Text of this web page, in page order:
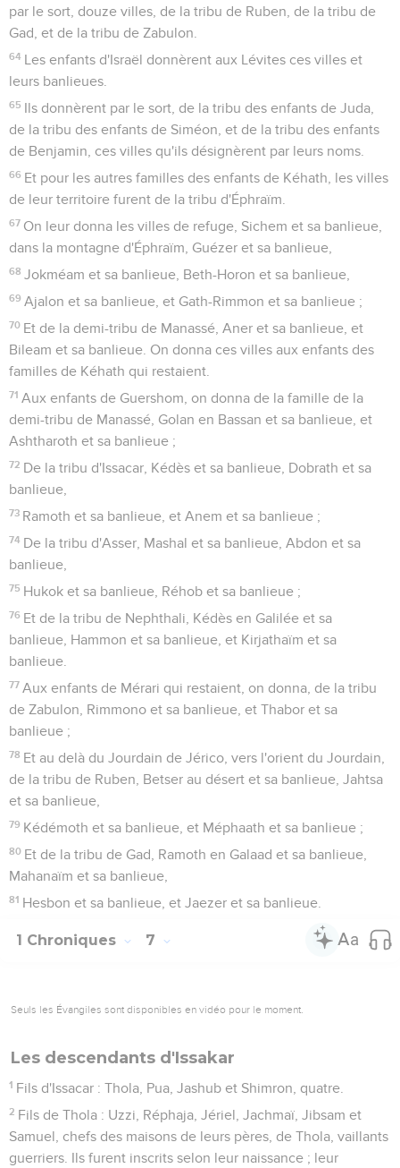
par le sort, douze villes, de la tribu de Ruben, de la tribu de
Gad, et de la tribu de Zabulon.
64 Les enfants d'Israël donnèrent aux Lévites ces villes et
leurs banlieues.
65 Ils donnèrent par le sort, de la tribu des enfants de Juda,
de la tribu des enfants de Siméon, et de la tribu des enfants
de Benjamin, ces villes qu'ils désignèrent par leurs noms.
66 Et pour les autres familles des enfants de Kéhath, les villes
de leur territoire furent de la tribu d'Éphraïm.
67 On leur donna les villes de refuge, Sichem et sa banlieue,
dans la montagne d'Éphraïm, Guézer et sa banlieue,
68 Jokméam et sa banlieue, Beth-Horon et sa banlieue,
69 Ajalon et sa banlieue, et Gath-Rimmon et sa banlieue ;
70 Et de la demi-tribu de Manassé, Aner et sa banlieue, et
Bileam et sa banlieue. On donna ces villes aux enfants des
familles de Kéhath qui restaient.
71 Aux enfants de Guershom, on donna de la famille de la
demi-tribu de Manassé, Golan en Bassan et sa banlieue, et
Ashtharoth et sa banlieue ;
72 De la tribu d'Issacar, Kédès et sa banlieue, Dobrath et sa
banlieue,
73 Ramoth et sa banlieue, et Anem et sa banlieue ;
74 De la tribu d'Asser, Mashal et sa banlieue, Abdon et sa
banlieue,
75 Hukok et sa banlieue, Réhob et sa banlieue ;
76 Et de la tribu de Nephthali, Kédès en Galilée et sa
banlieue, Hammon et sa banlieue, et Kirjathaïm et sa
banlieue.
77 Aux enfants de Mérari qui restaient, on donna, de la tribu
de Zabulon, Rimmono et sa banlieue, et Thabor et sa
banlieue ;
78 Et au delà du Jourdain de Jérico, vers l'orient du Jourdain,
de la tribu de Ruben, Betser au désert et sa banlieue, Jahtsa
et sa banlieue,
79 Kédémoth et sa banlieue, et Méphaath et sa banlieue ;
80 Et de la tribu de Gad, Ramoth en Galaad et sa banlieue,
Mahanaïm et sa banlieue,
81 Hesbon et sa banlieue, et Jaezer et sa banlieue.
1 Chroniques 7
Seuls les Évangiles sont disponibles en vidéo pour le moment.
Les descendants d'Issakar
1 Fils d'Issacar : Thola, Pua, Jashub et Shimron, quatre.
2 Fils de Thola : Uzzi, Réphaja, Jériel, Jachmaï, Jibsam et
Samuel, chefs des maisons de leurs pères, de Thola, vaillants
guerriers. Ils furent inscrits selon leur naissance ; leur